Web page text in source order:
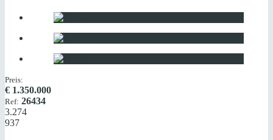
Preis:
€ 1.350.000
Ref: 26434
3.274
937